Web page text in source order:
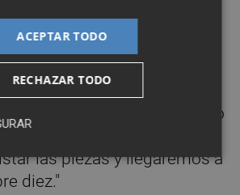
Alguien ha puesto más de
libras y tiene una idea
para un club que está
un proyecto claro. No
por aquí pero no pienso
el tiempo creo que
las piezas y llegaremos a
diez."
ACEPTAR TODO
RECHAZAR TODO